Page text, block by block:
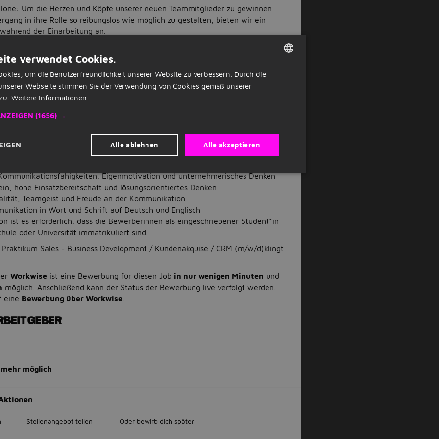
Um die Herzen und Köpfe unserer neuen Teammitglieder zu gewinnen
in ihre Rolle so reibungslos wie möglich zu gestalten, bieten wir ein
der Einarbeitung an.
der Recherche und Akquise von potenziellen Neukunden
und Zielkunden
von Gesprächen mit potenziellen Kunden
und Analysen
suchen jemanden mit Feuer, Durchsetzungsvermögen und dem
an Sales und die Bereitschaft, diese Fähigkeiten operativ umzusetzen
Outbound- und Inbound-Vertriebsaktivitäten und der
Eigenmotivation und unternehmerisches Denken
hohe Einsatzbereitschaft und lösungsorientiertes Denken
Teamgeist und Freude an der Kommunikation
in Wort und Schrift auf Deutsch und Englisch
ist es erforderlich, dass die Bewerberinnen als eingeschriebener Student*in
oder Universität immatrikuliert sind.
Sales - Business Development / Kundenakquise / CRM (m/w/d)klingt
Workwise ist eine Bewerbung für diesen Job in nur wenigen Minuten und
möglich. Anschließend kann der Status der Bewerbung live verfolgt werden.
eine Bewerbung über Workwise
möglich
Stellenangebot teilen Oder bewirb dich später
DUTCH
verwendet Cookies.
um die Benutzerfreundlichkeit unserer Website zu verbessern. Durch die
Webseite stimmen Sie der Verwendung von Cookies gemäß unserer
Weitere Informationen
(1656) →
Alle akzeptieren
Alle ablehnen